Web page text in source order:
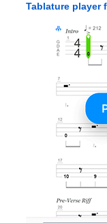
Tablature player